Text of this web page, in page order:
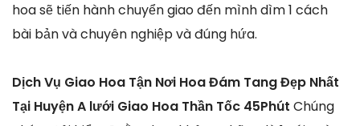
hoa sẽ tiến hành chuyển giao đến mình dìm 1 cách
bài bản và chuyên nghiệp và đúng hứa.
Dịch Vụ Giao Hoa Tận Nơi Hoa Đám Tang Đẹp Nhất
Tại Huyện A lưới Giao Hoa Thần Tốc 45Phút Chúng